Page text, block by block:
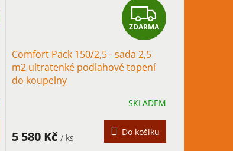
Z
D
A
M
A
ZDARMA
Comfort Pack 150/2,5 - sada 2,5
m2 ultratenké podlahové topení
do koupelny
SKLADEM
5 580 Kč / ks
Do košíku